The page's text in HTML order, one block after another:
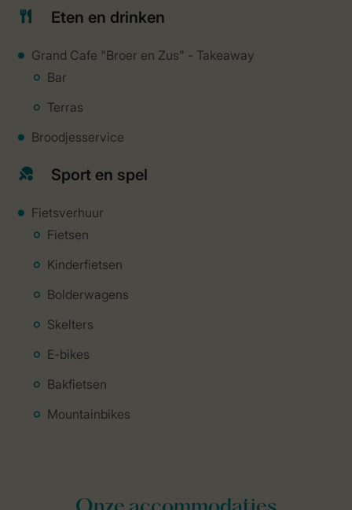
Eten en drinken
Grand Cafe "Broer en Zus" - Takeaway
Bar
Terras
Broodjesservice
Sport en spel
Fietsverhuur
Fietsen
Kinderfietsen
Bolderwagens
Skelters
E-bikes
Bakfietsen
Mountainbikes